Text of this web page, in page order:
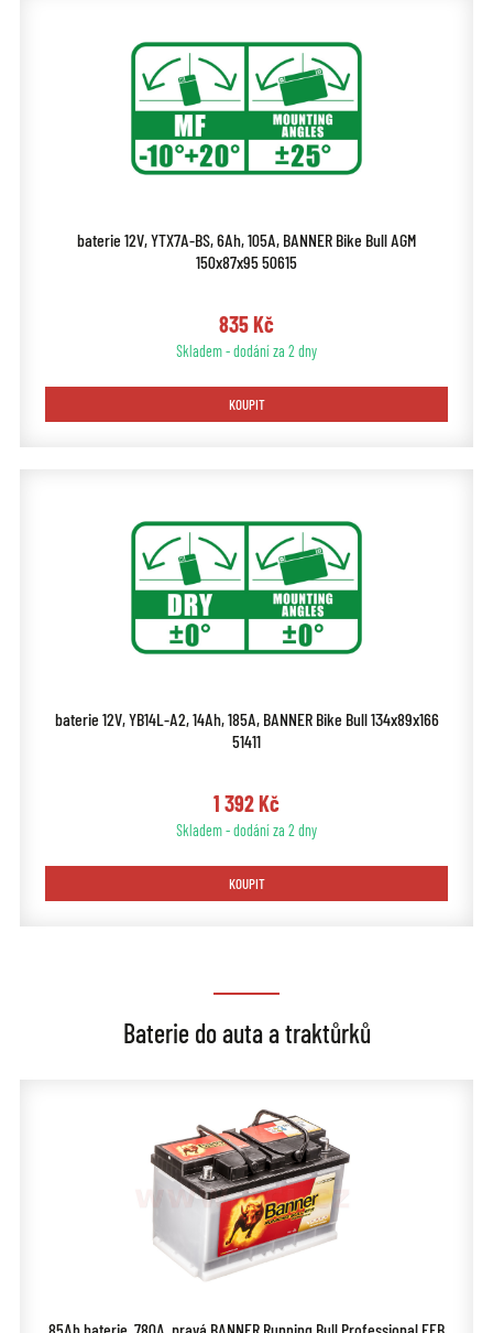
baterie 12V, YTX7A-BS, 6Ah, 105A, BANNER Bike Bull AGM
150x87x95 50615
835 Kč
Skladem - dodání za 2 dny
KOUPIT
baterie 12V, YB14L-A2, 14Ah, 185A, BANNER Bike Bull 134x89x166
51411
1 392 Kč
Skladem - dodání za 2 dny
KOUPIT
Baterie do auta a traktůrků
85Ah baterie, 780A, pravá BANNER Running Bull Professional EFB